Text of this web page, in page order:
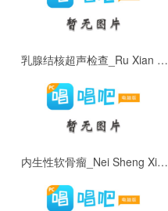
乳腺结核超声检查_Ru Xian Jie He Chao Sheng Jian Cha
内生性软骨瘤_Nei Sheng Xing Ruan Gu Liu